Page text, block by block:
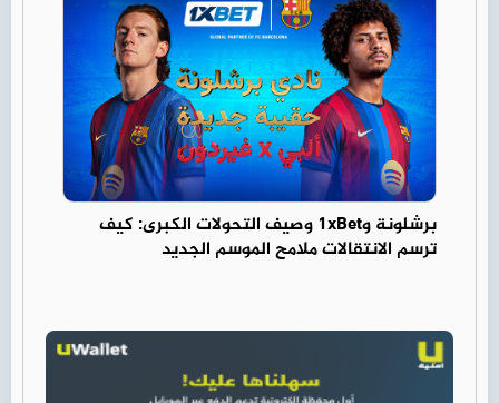
برشلونة و1xBet وصيف التحولات الكبرى: كيف
ترسم الانتقالات ملامح الموسم الجديد